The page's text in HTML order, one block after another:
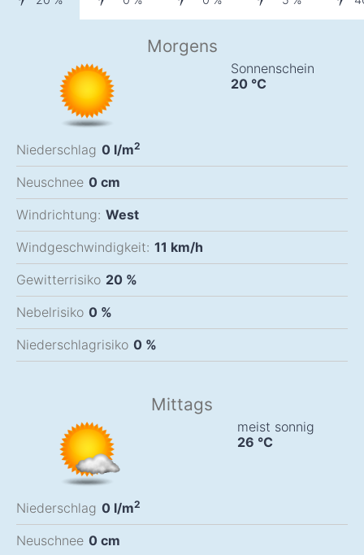
Morgens
Sonnenschein
20 °C
Niederschlag 0 l/m2
Neuschnee 0 cm
Windrichtung: West
Windgeschwindigkeit: 11 km/h
Gewitterrisiko 20 %
Nebelrisiko 0 %
Niederschlagrisiko 0 %
Mittags
meist sonnig
26 °C
Niederschlag 0 l/m2
Neuschnee 0 cm